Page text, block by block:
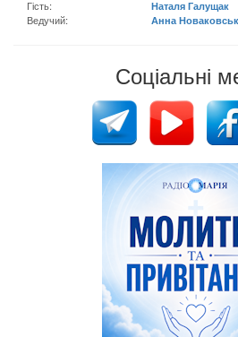
Гість:
Наталя Галущак
Ведучий:
Анна
Соціальні